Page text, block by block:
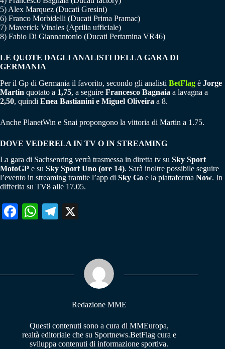
5) Alex Marquez (Ducati Gresini)
6) Franco Morbidelli (Ducati Prima Pramac)
7) Maverick Vinales (Aprilia ufficiale)
8) Fabio Di Giannantonio (Ducati Pertamina VR46)
LE QUOTE DAGLI ANALISTI DELLA GARA DI
GERMANIA
Per il Gp di Germania il favorito, secondo gli analisti BetFlag è Jorge
Martin quotato a 1,75, a seguire Francesco Bagnaia a lavagna a
2,50, quindi Enea Bastianini e Miguel Oliveira a 8.
Anche PlanetWin e Snai propongono la vittoria di Martin a 1.75.
DOVE VEDERELA IN TV O IN STREAMING
La gara di Sachsenring verrà trasmessa in diretta tv su Sky Sport
MotoGP e su Sky Sport Uno (ore 14). Sarà inoltre possibile seguire
l’evento in streaming tramite l’app di Sky Go e la piattaforma Now. In
differita su TV8 alle 17.05.
Fa W
pp
Te
m
Redazione MME
Questi contenuti sono a cura di MMEuropa,
realtà editoriale che su Sportnews.BetFlag cura e
sviluppa contenuti di informazione sportiva.